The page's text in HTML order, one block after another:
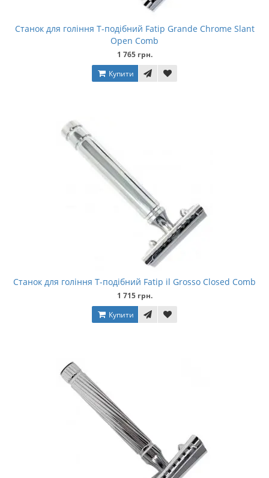
Станок для гоління Т-подібний Fatip Grande Chrome Slant
Open Comb
1 765 грн.
Купити
Станок для гоління Т-подібний Fatip il Grosso Closed Comb
1 715 грн.
Купити